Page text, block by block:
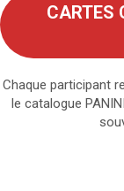
CARTES
Chaque participant
le catalogue